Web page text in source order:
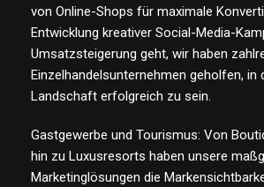
von Online-Shops für maximale
Entwicklung kreativer Social-Media-
Umsatzsteigerung geht, wir haben
Einzelhandelsunternehmen geholfen, in
Landschaft erfolgreich zu sein.
Gastgewerbe und Tourismus: Von
hin zu Luxusresorts haben unsere
Marketinglösungen die